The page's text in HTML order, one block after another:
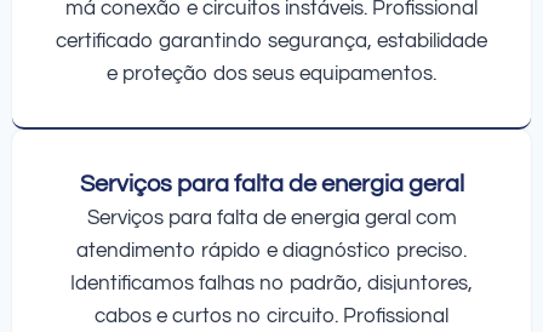
má conexão e circuitos instáveis. Profissional
certificado garantindo segurança, estabilidade
e proteção dos seus equipamentos.
Serviços para falta de energia geral
Serviços para falta de energia geral com
atendimento rápido e diagnóstico preciso.
Identificamos falhas no padrão, disjuntores,
cabos e curtos no circuito. Profissional